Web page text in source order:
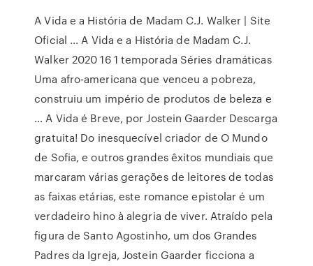
A Vida e a História de Madam C.J. Walker | Site
Oficial ... A Vida e a História de Madam C.J.
Walker 2020 16 1 temporada Séries dramáticas
Uma afro-americana que venceu a pobreza,
construiu um império de produtos de beleza e
… A Vida é Breve, por Jostein Gaarder Descarga
gratuita! Do inesquecível criador de O Mundo
de Sofia, e outros grandes êxitos mundiais que
marcaram várias gerações de leitores de todas
as faixas etárias, este romance epistolar é um
verdadeiro hino à alegria de viver. Atraído pela
figura de Santo Agostinho, um dos Grandes
Padres da Igreja, Jostein Gaarder ficciona a